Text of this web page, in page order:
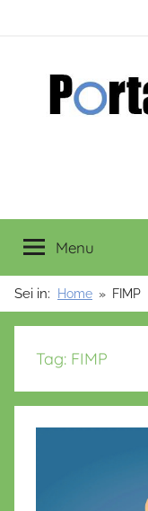
Menu
Sei in: Home FIMP
Tag: FIMP